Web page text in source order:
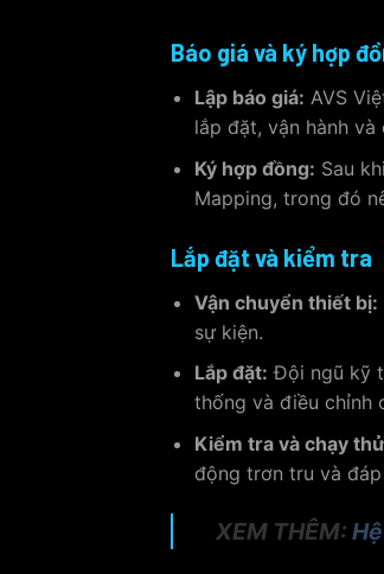
Báo giá và ký hợp
Lập báo giá: AVS
lắp đặt, vận hành
Ký hợp đồng: Sau
Mapping, trong đó
Lắp đặt và kiểm tra
Vận chuyển thiết bị:
sự kiện.
Lắp đặt: Đội ngũ kỹ
thống và điều chỉnh
Kiểm tra và chạy
động trơn tru và
XEM THÊM: